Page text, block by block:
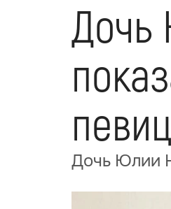
Дочь
Дочь Юлии